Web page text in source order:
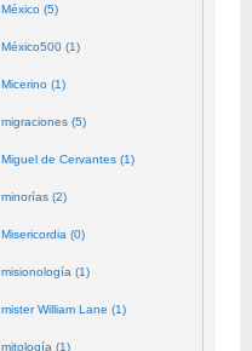
México (5)
México500 (1)
Micerino (1)
migraciones (5)
Miguel de Cervantes (1)
minorías (2)
Misericordia (0)
misionología (1)
mister William Lane (1)
mitología (1)